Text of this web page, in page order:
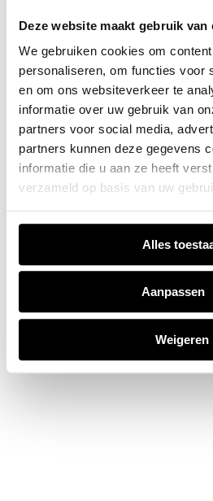
Deze website maakt gebruik van
We gebruiken cookies om
personaliseren, om functies voor
en om ons websiteverkeer te
informatie over uw gebruik van
partners voor social media,
partners kunnen deze gegevens
informatie die u aan ze heeft
verzameld op basis van uw
Alles
Aanpassen
Weigeren
Application error: a client-side
loadingwww.jvk.nl(see the
information).